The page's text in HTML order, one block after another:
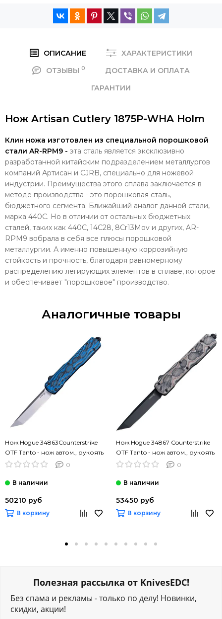
ОПИСАНИЕ
ХАРАКТЕРИСТИКИ
ОТЗЫВЫ 0
ДОСТАВКА И ОПЛАТА
ГАРАНТИИ
Нож Artisan Cutlery 1875P-WHA Holm
Клин ножа изготовлен из специальной порошковой
стали AR-RPM9 - эта сталь является эксклюзивно
разработанной китайским подразделением металлургов
компаний Артисан и CJRB, специально для ножевой
индустрии. Преимущества этого сплава заключается в
методе производства - это порошковая сталь,
бюджетного сегмента. Ближайший аналог данной стали,
марка 440С. Но в отличии от остальных бюджетных
сталей, таких как 440С, 14С28, 8Сr13Mov и других, AR-
RPM9 вобрала в себя все плюсы порошковой
металлургии. А именно повышенную коррозийную
стойкость и прочность, благодаря равномерному
распределению легирующих элементов в сплаве, которое
и обеспечивает "порошковое" производство.
Аналогичные товары
Нож Hogue 34863Counterstrike
OTF Tanto - нож автом., рукоять
цветн. G10, клинок CPM 20CV
0
50210 руб
В корзину
Нож Hogue 34867 Counterstrike
OTF Tanto - нож автом., рукоять
коричн. G10, черн. клинок CPM
0
53450 руб
В корзину
Полезная рассылка от KnivesEDC!
Без спама и рекламы - только по делу! Новинки,
скидки, акции!